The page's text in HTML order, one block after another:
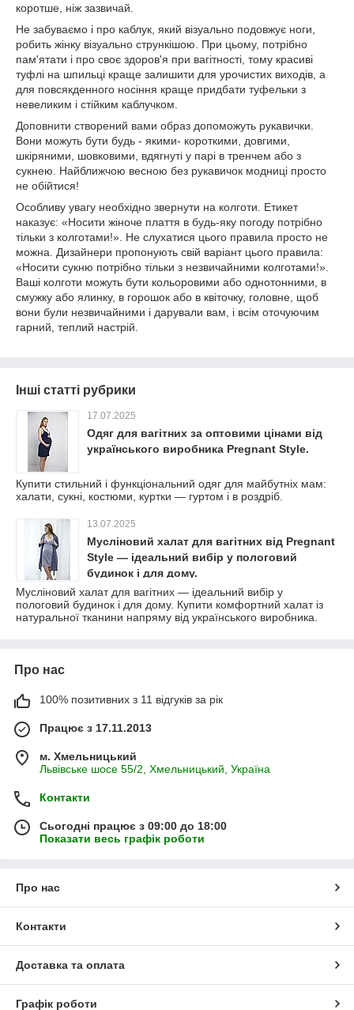
коротше, ніж зазвичай.
Не забуваємо і про каблук, який візуально подовжує ноги,
робить жінку візуально стрункішою. При цьому, потрібно
пам'ятати і про своє здоров'я при вагітності, тому красиві
туфлі на шпильці краще залишити для урочистих виходів, а
для повсякденного носіння краще придбати туфельки з
невеликим і стійким каблучком.
Доповнити створений вами образ допоможуть рукавички.
Вони можуть бути будь - якими- короткими, довгими,
шкіряними, шовковими, вдягнуті у парі в тренчем або з
сукнею. Найближчою весною без рукавичок модниці просто
не обійтися!
Особливу увагу необхідно звернути на колготи. Етикет
наказує: «Носити жіноче плаття в будь-яку погоду потрібно
тільки з колготами!». Не слухатися цього правила просто не
можна. Дизайнери пропонують свій варіант цього правила:
«Носити сукню потрібно тільки з незвичайними колготами!».
Ваші колготи можуть бути кольоровими або однотонними, в
смужку або ялинку, в горошок або в квіточку, головне, щоб
вони були незвичайними і дарували вам, і всім оточуючим
гарний, теплий настрій.
Інші статті рубрики
17.07.2025
Одяг для вагітних за оптовими цінами від
українського виробника Pregnant Style.
Купити стильний і функціональний одяг для майбутніх мам:
халати, сукні, костюми, куртки — гуртом і в роздріб.
13.07.2025
Мусліновий халат для вагітних від Pregnant
Style — ідеальний вибір у пологовий
будинок і для дому.
Мусліновий халат для вагітних — ідеальний вибір у
пологовий будинок і для дому. Купити комфортний халат із
натуральної тканини напряму від українського виробника.
Про нас
100% позитивних з 11 відгуків за рік
Працює з 17.11.2013
м. Хмельницький
Львівське шосе 55/2, Хмельницький, Україна
Контакти
Сьогодні працює з 09:00 до 18:00
Показати весь графік роботи
Про нас
Контакти
Доставка та оплата
Графік роботи